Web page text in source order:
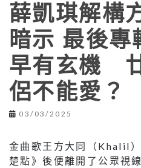
薛凱琪解構
暗示 最後專
早有玄機
侶不能愛？
03/03/2025
金曲歌王方大同（Khalil
楚點》後便離開了公眾視